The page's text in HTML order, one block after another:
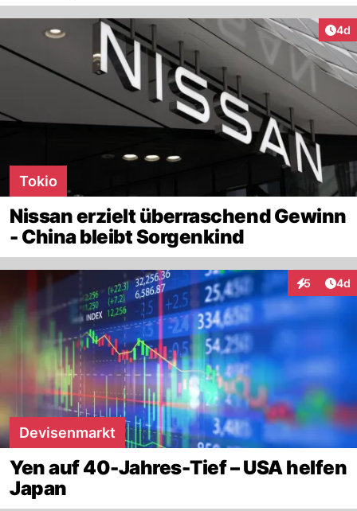
4d
Tokio
Nissan erzielt überraschend Gewinn
- China bleibt Sorgenkind
5 4d
Devisenmarkt
Yen auf 40-Jahres-Tief – USA helfen
Japan